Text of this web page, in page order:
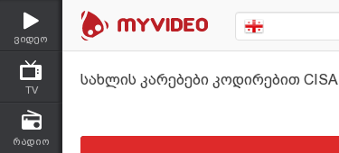
ვიდეო
TV
რადიო
სახლის კარებები კოდირებით CISA